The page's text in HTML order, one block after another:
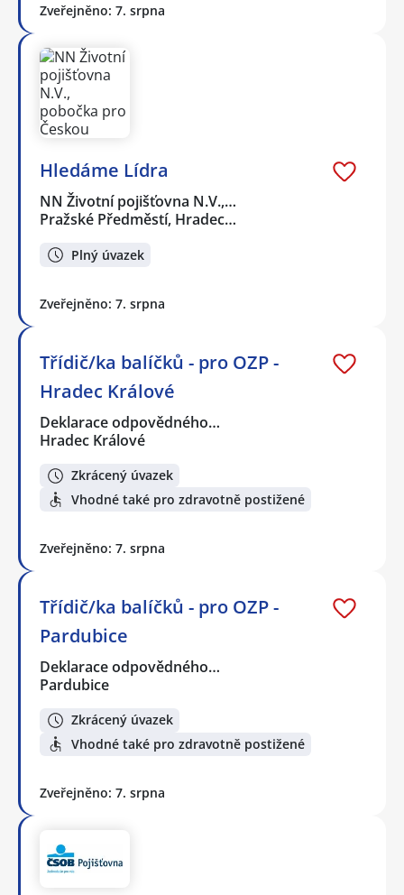
Zveřejněno: 7. srpna
Hledáme Lídra
NN Životní pojišťovna N.V.,…
Pražské Předměstí, Hradec…
Plný úvazek
Zveřejněno: 7. srpna
Třídič/ka balíčků - pro OZP -
Hradec Králové
Deklarace odpovědného…
Hradec Králové
Zkrácený úvazek
Vhodné také pro zdravotně postižené
Zveřejněno: 7. srpna
Třídič/ka balíčků - pro OZP -
Pardubice
Deklarace odpovědného…
Pardubice
Zkrácený úvazek
Vhodné také pro zdravotně postižené
Zveřejněno: 7. srpna